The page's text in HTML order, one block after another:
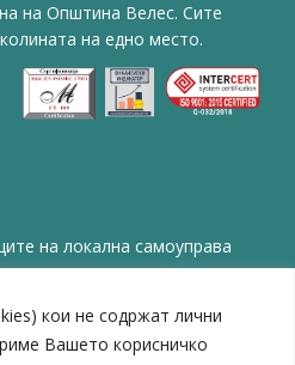
кои не содржат лични
Вашето корисничко
на Општина Велес. Сите
на едно место.
на локална самоуправа
плански регион